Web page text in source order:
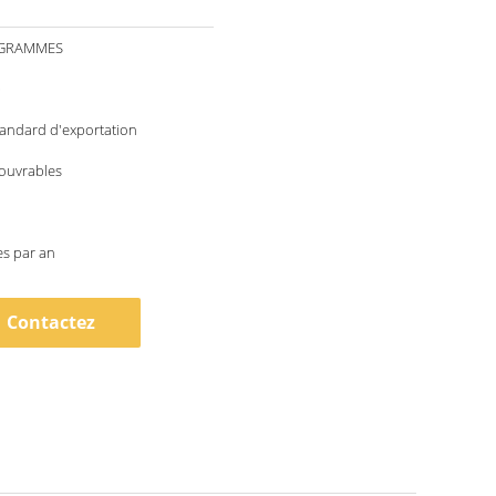
d'exportation
par an
Contactez